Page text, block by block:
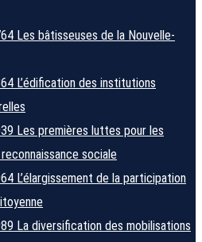
Les bâtisseuses de la Nouvelle-
L’édification des institutions
Les premières luttes pour les
sociale
L’élargissement de la participation
La diversification des mobilisations